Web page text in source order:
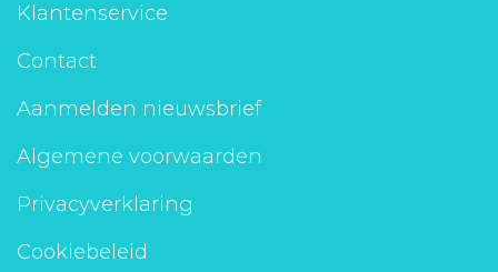
Klantenservice
Contact
Aanmelden nieuwsbrief
Algemene voorwaarden
Privacyverklaring
Cookiebeleid